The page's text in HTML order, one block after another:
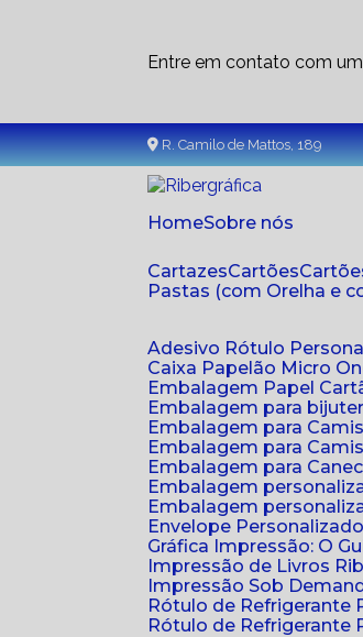
Entre em contato com
R. Camilo de Mattos, 189
Home Sobre nós
Cartazes
Cartões
Pastas (com Orelha e
Adesivo Rótulo
Caixa Papelão Micro
Embalagem Papel
Embalagem para
Embalagem para
Embalagem para
Embalagem para
Embalagem
Embalagem
Envelope
Gráfica Impressão: O
Impressão de Livros
Impressão Sob
Rótulo de
Rótulo de Refrigerante